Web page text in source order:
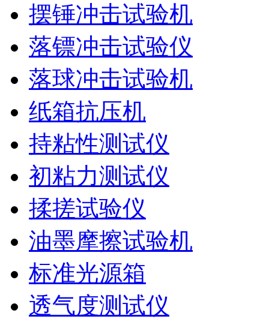
摆锤冲击试验机
落镖冲击试验仪
落球冲击试验机
纸箱抗压机
持粘性测试仪
初粘力测试仪
揉搓试验仪
油墨摩擦试验机
标准光源箱
透气度测试仪